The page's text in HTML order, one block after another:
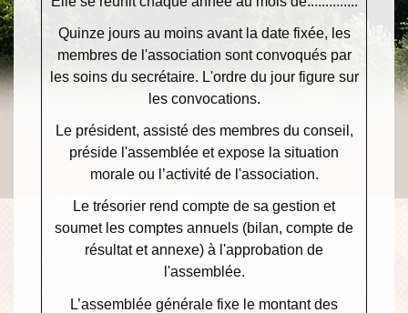
Quinze jours au moins avant la date fixée, les
membres de l'association sont convoqués par
les soins du secrétaire. L'ordre du jour figure sur
les convocations.
Le président, assisté des membres du conseil,
préside l'assemblée et expose la situation
morale ou l’activité de l'association.
Le trésorier rend compte de sa gestion et
soumet les comptes annuels (bilan, compte de
résultat et annexe) à l'approbation de
l'assemblée.
L’assemblée générale fixe le montant des